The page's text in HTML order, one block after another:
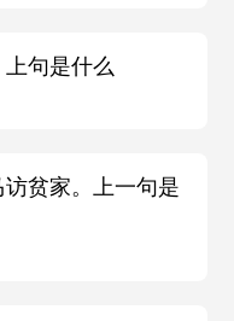
句是什么
贫家。上一句是